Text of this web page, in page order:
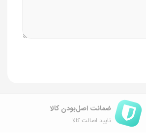
ضمانت اصل‌بودن کالا
تایید اصالت کالا